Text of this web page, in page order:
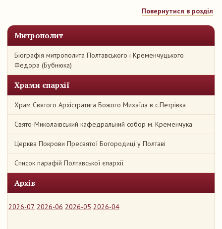
Митрополит
Біографія митрополита Полтавського і Кременчуцького
Федора (Бубнюка)
Храми єпархії
Храм Святого Архістратига Божого Михаїла в с.Петрівка
Свято-Миколаївський кафедральний собор м. Кременчука
Церква Покрови Пресвятої Богородиці у Полтаві
Список парафій Полтавської єпархії
Архів
2026-07 2026-06 2026-05 2026-04
Повернутися в розділ